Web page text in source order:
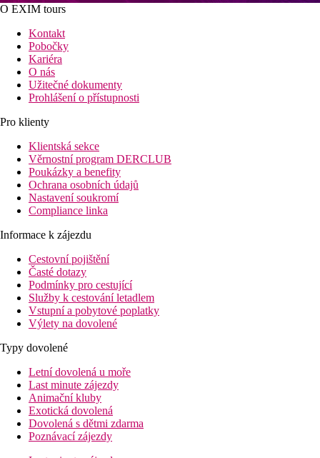
O EXIM tours
Kontakt
Pobočky
Kariéra
O nás
Užitečné dokumenty
Prohlášení o přístupnosti
Pro klienty
Klientská sekce
Věrnostní program DERCLUB
Poukázky a benefity
Ochrana osobních údajů
Nastavení soukromí
Compliance linka
Informace k zájezdu
Cestovní pojištění
Časté dotazy
Podmínky pro cestující
Služby k cestování letadlem
Vstupní a pobytové poplatky
Výlety na dovolené
Typy dovolené
Letní dovolená u moře
Last minute zájezdy
Animační kluby
Exotická dovolená
Dovolená s dětmi zdarma
Poznávací zájezdy